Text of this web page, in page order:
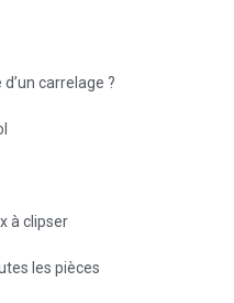
carrelage ?
à clipser
les pièces